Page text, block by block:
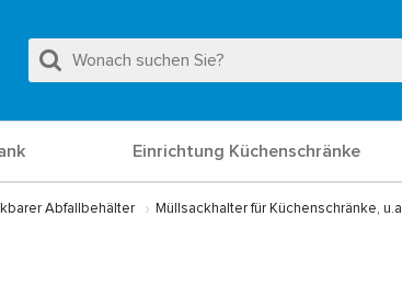
Einrichtung Küchenschränke
Abfallbehälter Müllsackhalter für Küchenschränke, u.a.